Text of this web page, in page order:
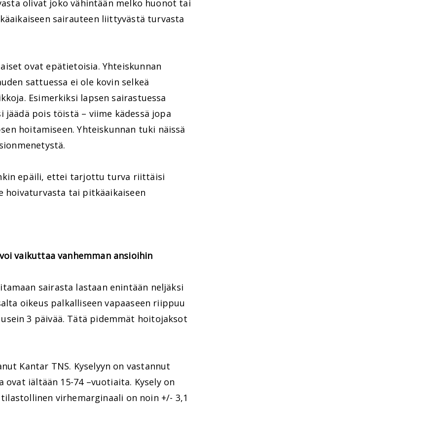
olivat joko vähintään melko huonot tai
sairauteen liittyvästä turvasta
ovat epätietoisia. Yhteiskunnan
sattuessa ei ole kovin selkeä
Esimerkiksi lapsen sairastuessa
jäädä pois töistä – viime kädessä jopa
hoitamiseen. Yhteiskunnan tuki näissä
epäili, ettei tarjottu turva riittäisi
hoivaturvasta tai pitkäaikaiseen
vaikuttaa vanhemman ansioihin
sairasta lastaan enintään neljäksi
oikeus palkalliseen vapaaseen riippuu
3 päivää. Tätä pidemmät hoitojaksot
Kantar TNS. Kyselyyn on vastannut
iältään 15-74 –vuotiaita. Kysely on
virhemarginaali on noin +/- 3,1